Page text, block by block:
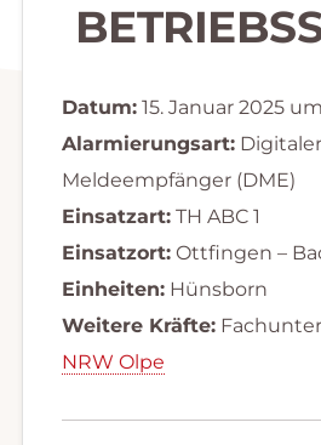
Datum:15. Januar 2025
Alarmierungsart:Digitaler
Meldeempfänger (DME)
Einsatzart:TH ABC 1
Einsatzort:Ottfingen –
Einheiten:Hünsborn
Weitere Kräfte:
NRW Olpe